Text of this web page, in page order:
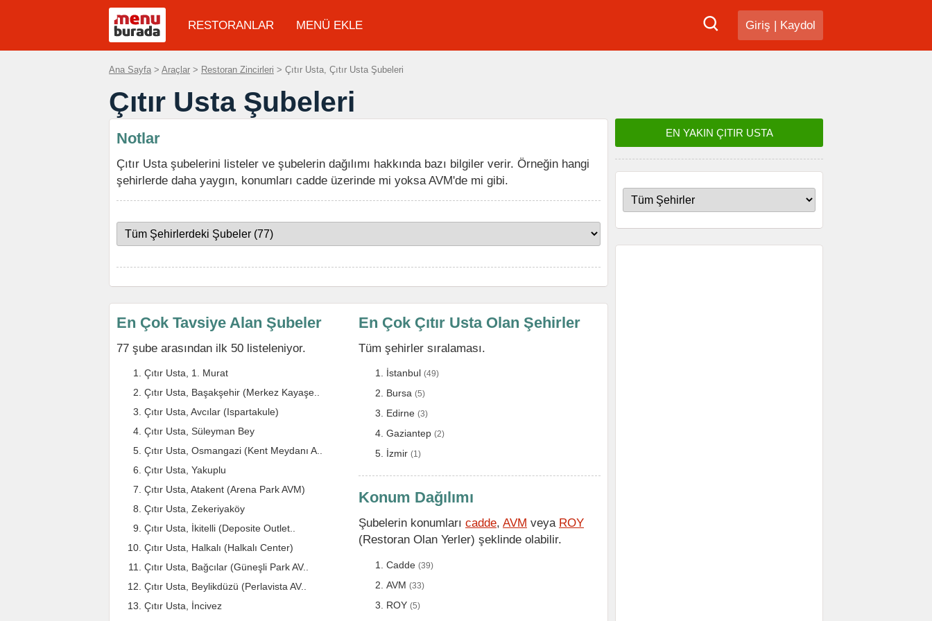
Giriş | Kaydol
RESTORANLAR MENÜ EKLE
Ana Sayfa > Araçlar > Restoran Zincirleri > Çıtır Usta, Çıtır Usta Şubeleri
Çıtır Usta Şubeleri
EN YAKIN ÇITIR USTA
Notlar
Çıtır Usta şubelerini listeler ve şubelerin dağılımı hakkında bazı bilgiler verir. Örneğin hangi
şehirlerde daha yaygın, konumları cadde üzerinde mi yoksa AVM'de mi gibi.
En Çok Tavsiye Alan Şubeler
77 şube arasından ilk 50 listeleniyor.
Çıtır Usta, 1. Murat
Çıtır Usta, Başakşehir (Merkez Kayaşe..
Çıtır Usta, Avcılar (Ispartakule)
Çıtır Usta, Süleyman Bey
Çıtır Usta, Osmangazi (Kent Meydanı A..
Çıtır Usta, Yakuplu
Çıtır Usta, Atakent (Arena Park AVM)
Çıtır Usta, Zekeriyaköy
Çıtır Usta, İkitelli (Deposite Outlet..
Çıtır Usta, Halkalı (Halkalı Center)
Çıtır Usta, Bağcılar (Güneşli Park AV..
Çıtır Usta, Beylikdüzü (Perlavista AV..
Çıtır Usta, İncivez
En Çok Çıtır Usta Olan Şehirler
Tüm şehirler sıralaması.
İstanbul (49)
Bursa (5)
Edirne (3)
Gaziantep (2)
İzmir (1)
Konum Dağılımı
Şubelerin konumları cadde, AVM veya ROY
(Restoran Olan Yerler) şeklinde olabilir.
Cadde (39)
AVM (33)
ROY (5)